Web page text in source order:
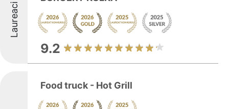
Laureaci
9.2
Food truck - Hot Grill